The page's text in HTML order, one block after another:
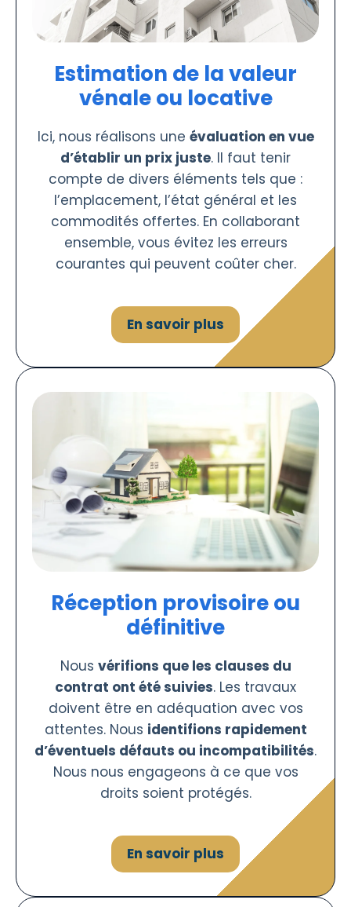
Estimation de la valeur
vénale ou locative
Ici, nous réalisons une évaluation en vue
d’établir un prix juste. Il faut tenir
compte de divers éléments tels que :
l’emplacement, l’état général et les
commodités offertes. En collaborant
ensemble, vous évitez les erreurs
courantes qui peuvent coûter cher.
En savoir plus
Réception provisoire ou
définitive
Nous vérifions que les clauses du
contrat ont été suivies. Les travaux
doivent être en adéquation avec vos
attentes. Nous identifions rapidement
d’éventuels défauts ou incompatibilités.
Nous nous engageons à ce que vos
droits soient protégés.
En savoir plus